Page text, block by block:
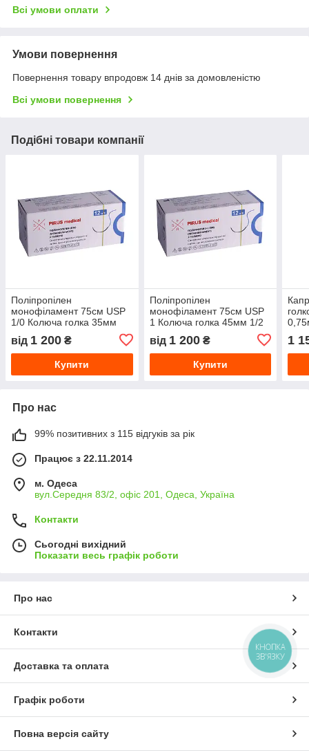
Всі умови оплати
Умови повернення
Повернення товару впродовж 14 днів за домовленістю
Всі умови повернення
Подібні товари компанії
Поліпропілен
монофіламент 75см USP
1/0 Колюча голка 35мм
від 1 200 ₴
Купити
Поліпропілен
монофіламент 75см USP
1 Колюча голка 45мм 1/2
від 1 200₴
Купити
1
Про нас
99% позитивних з 115 відгуків за рік
Працює з 22.11.2014
м. Одеса
вул.Середня 83/2, офіс 201, Одеса, Україна
Контакти
Сьогодні вихідний
Показати весь графік роботи
Про нас
Контакти
Доставка та оплата
Графік роботи
Повна версія сайту
КНОПКА
ЗВ'ЯЗКУ